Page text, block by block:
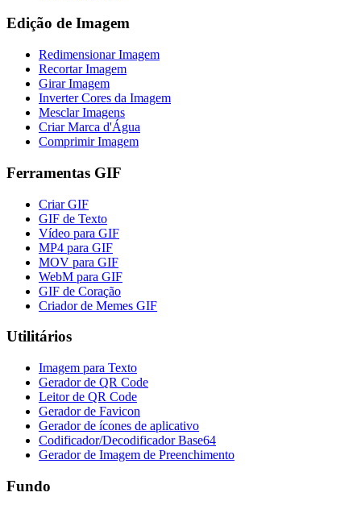
Edição de Imagem
Redimensionar Imagem
Recortar Imagem
Girar Imagem
Inverter Cores da Imagem
Mesclar Imagens
Criar Marca d'Água
Comprimir Imagem
Ferramentas GIF
Criar GIF
GIF de Texto
Vídeo para GIF
MP4 para GIF
MOV para GIF
WebM para GIF
GIF de Coração
Criador de Memes GIF
Utilitários
Imagem para Texto
Gerador de QR Code
Leitor de QR Code
Gerador de Favicon
Gerador de ícones de aplicativo
Codificador/Decodificador Base64
Gerador de Imagem de Preenchimento
Fundo